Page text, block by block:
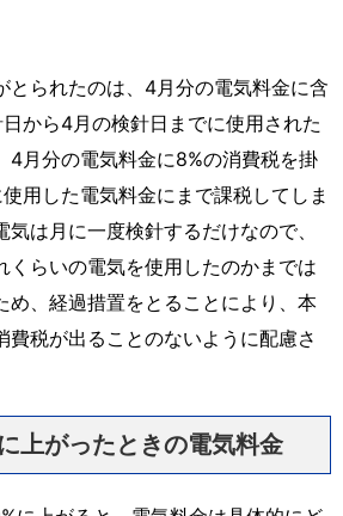
とられたのは、4月分の電気料金に含
から4月の検針日までに使用された
4月分の電気料金に8%の消費税を掛
用した電気料金にまで課税してしま
気は月に一度検針するだけなので、
くらいの電気を使用したのかまでは
め、経過措置をとることにより、本
費税が出ることのないように配慮さ
上がったときの電気料金